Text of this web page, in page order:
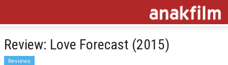
Review: Love Forecast (2015)
Reviews